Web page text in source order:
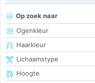
Op zoek naar
Ogenkleur
Haarkleur
Lichaamstype
Hoogte